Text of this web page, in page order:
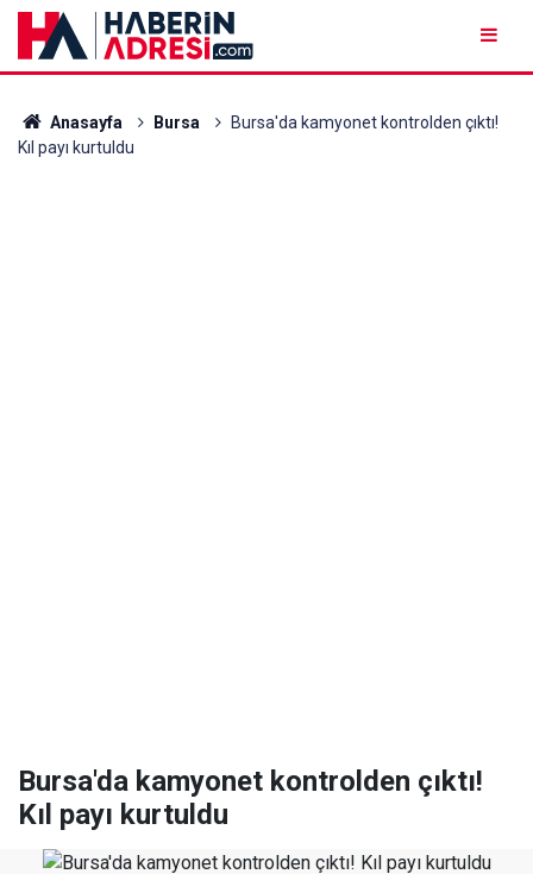
Anasayfa Bursa
Bursa'da kamyonet kontrolden çıktı!
Kıl payı kurtuldu
Bursa'da kamyonet kontrolden çıktı!
Kıl payı kurtuldu